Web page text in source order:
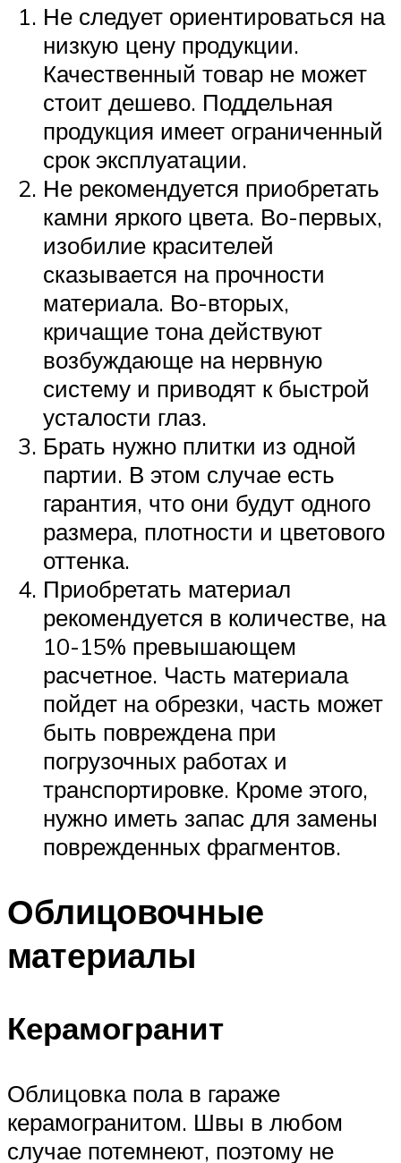
Не следует ориентироваться на
низкую цену продукции.
Качественный товар не может
стоит дешево. Поддельная
продукция имеет ограниченный
срок эксплуатации.
Не рекомендуется приобретать
камни яркого цвета. Во-первых,
изобилие красителей
сказывается на прочности
материала. Во-вторых,
кричащие тона действуют
возбуждающе на нервную
систему и приводят к быстрой
усталости глаз.
Брать нужно плитки из одной
партии. В этом случае есть
гарантия, что они будут одного
размера, плотности и цветового
оттенка.
Приобретать материал
рекомендуется в количестве, на
10-15% превышающем
расчетное. Часть материала
пойдет на обрезки, часть может
быть повреждена при
погрузочных работах и
транспортировке. Кроме этого,
нужно иметь запас для замены
поврежденных фрагментов.
Облицовочные
материалы
Керамогранит
Облицовка пола в гараже
керамогранитом. Швы в любом
случае потемнеют, поэтому не